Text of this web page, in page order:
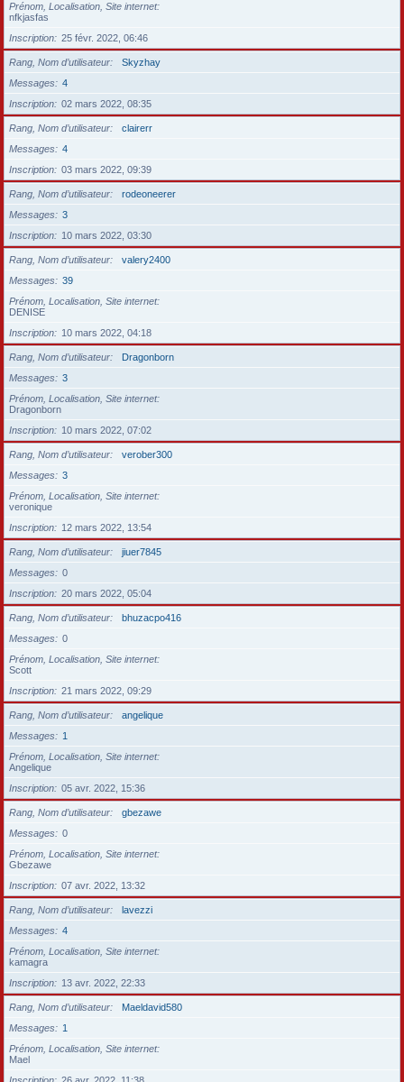
Prénom, Localisation, Site internet
nfkjasfas
Inscription
25 févr. 2022, 06:46
Rang, Nom d’utilisateur
Skyzhay
Messages
4
Inscription
02 mars 2022, 08:35
Rang, Nom d’utilisateur
clairerr
Messages
4
Inscription
03 mars 2022, 09:39
Rang, Nom d’utilisateur
rodeoneerer
Messages
3
Inscription
10 mars 2022, 03:30
Rang, Nom d’utilisateur
valery2400
Messages
39
Prénom, Localisation, Site internet
DENISE
Inscription
10 mars 2022, 04:18
Rang, Nom d’utilisateur
Dragonborn
Messages
3
Prénom, Localisation, Site internet
Dragonborn
Inscription
10 mars 2022, 07:02
Rang, Nom d’utilisateur
verober300
Messages
3
Prénom, Localisation, Site internet
veronique
Inscription
12 mars 2022, 13:54
Rang, Nom d’utilisateur
jiuer7845
Messages
0
Inscription
20 mars 2022, 05:04
Rang, Nom d’utilisateur
bhuzacpo416
Messages
0
Prénom, Localisation, Site internet
Scott
Inscription
21 mars 2022, 09:29
Rang, Nom d’utilisateur
angelique
Messages
1
Prénom, Localisation, Site internet
Angelique
Inscription
05 avr. 2022, 15:36
Rang, Nom d’utilisateur
gbezawe
Messages
0
Prénom, Localisation, Site internet
Gbezawe
Inscription
07 avr. 2022, 13:32
Rang, Nom d’utilisateur
lavezzi
Messages
4
Prénom, Localisation, Site internet
kamagra
Inscription
13 avr. 2022, 22:33
Rang, Nom d’utilisateur
Maeldavid580
Messages
1
Prénom, Localisation, Site internet
Mael